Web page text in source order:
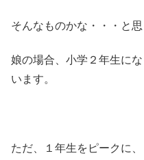
そんなものかな・・・と思
娘の場合、小学２年生に
います。
ただ、１年生をピークに